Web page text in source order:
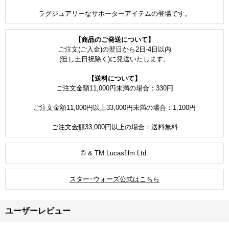
ラグジュアリーなサポーターアイテムの登場です。
【商品のご発送について】
ご注文(ご入金)の翌日から2日-4日以内
(但し土日祝除く)に発送いたします。
【送料について】
ご注文金額11,000円未満の場合：330円
ご注文金額11,000円以上33,000円未満の場合：1,100円
ご注文金額33,000円以上の場合：送料無料
© & TM Lucasfilm Ltd.
スター･ウォーズ公式はこちら
ユーザーレビュー